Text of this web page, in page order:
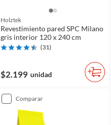
Holztek
Revestimiento pared SPC Milano
gris interior 120 x 240 cm
(31)
$2.199 unidad
comparar